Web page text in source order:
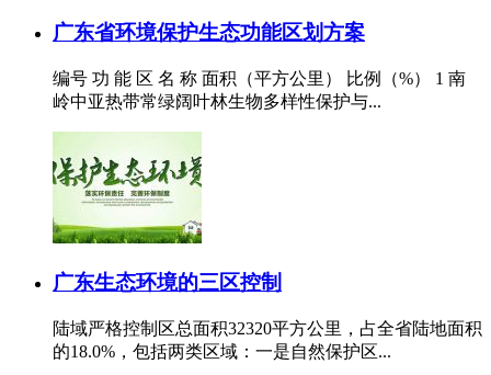
广东省环境保护生态功能区划方案
编号 功 能 区 名 称 面积（平方公里） 比例（%） 1 南
岭中亚热带常绿阔叶林生物多样性保护与...
广东生态环境的三区控制
陆域严格控制区总面积32320平方公里，占全省陆地面积
的18.0%，包括两类区域：一是自然保护区...